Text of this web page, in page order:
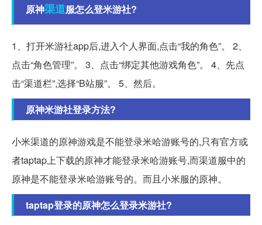
原神渠道服怎么登米游社?
1、打开米游社app后,进入个人界面,点击“我的角色”。 2、
点击“角色管理”。 3、点击“绑定其他游戏角色”。 4、先点
击“渠道栏”,选择“B站服”。 5、然后。
原神米游社登录方法?
小米渠道的原神游戏是不能登录米哈游账号的,只有官方或
者taptap上下载的原神才能登录米哈游账号,而渠道服中的
原神是不能登录米哈游账号的。而且小米服的原神。
taptap登录的原神怎么登录米游社?